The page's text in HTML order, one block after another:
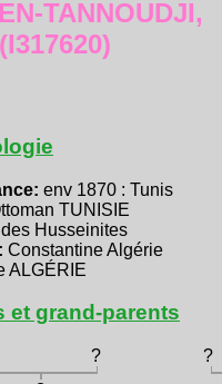
TANNOUDJI,
env 1870 : Tunis
TUNISIE
Husseinites
Constantine Algérie
ALGÉRIE
et grand-parents
? ?